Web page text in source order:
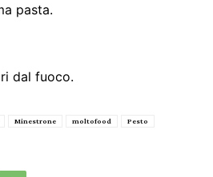
pasta.
dal fuoco.
Minestrone moltofood Pesto